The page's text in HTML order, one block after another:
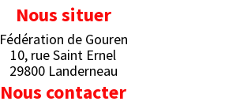
Nous situer
Fédération de Gouren
10, rue Saint Ernel
29800 Landerneau
Nous contacter